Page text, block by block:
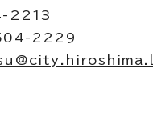
2213
504-2229